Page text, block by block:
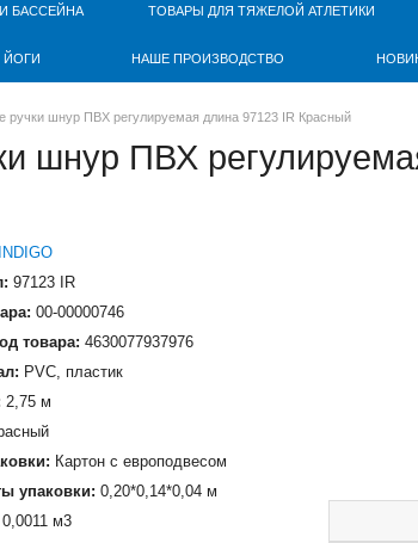
БАССЕЙНА ТОВАРЫ ДЛЯ ТЯЖЕЛОЙ АТЛЕТИКИ
ЙОГИ НАШЕ ПРОИЗВОДСТВО
ручки шнур ПВХ регулируемая длина 97123 IR Красный
шнур ПВХ
INDIGO
97123 IR
00-00000746
товара: 4630077937976
PVC, пластик
2,75 м
Картон с европодвесом
упаковки: 0,20*0,14*0,04 м
0,0011 м3